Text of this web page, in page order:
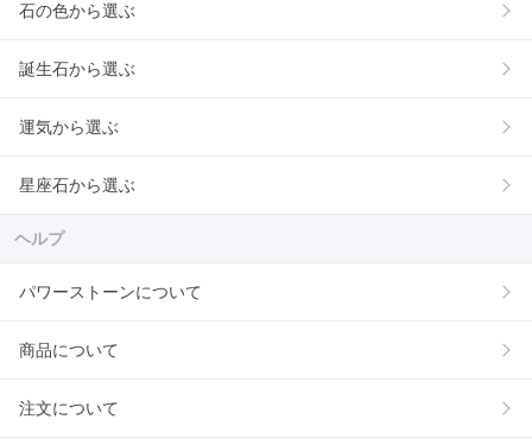
石の色から選ぶ
誕生石から選ぶ
運気から選ぶ
星座石から選ぶ
ヘルプ
パワーストーンについて
商品について
注文について